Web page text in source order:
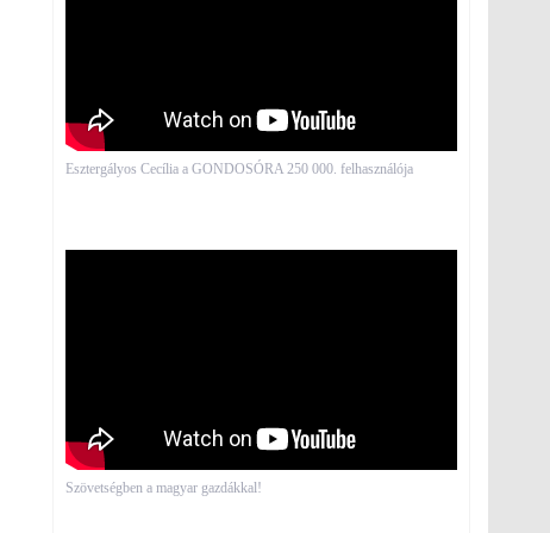
Esztergályos Cecília a GONDOSÓRA 250 000. felhasználója
Szövetségben a magyar gazdákkal!